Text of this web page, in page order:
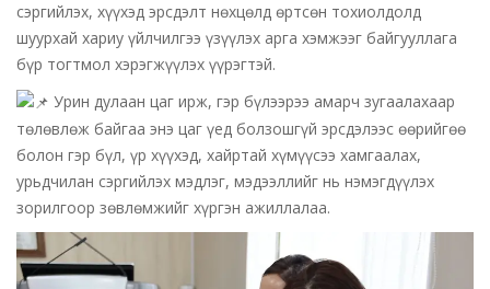
сэргийлэх, хүүхэд эрсдэлт нөхцөлд өртсөн тохиолдолд
шуурхай хариу үйлчилгээ үзүүлэх арга хэмжээг байгууллага
бүр тогтмол хэрэгжүүлэх үүрэгтэй.
Урин дулаан цаг ирж, гэр бүлээрээ амарч зугаалахаар
төлөвлөж байгаа энэ цаг үед болзошгүй эрсдэлээс өөрийгөө
болон гэр бүл, үр хүүхэд, хайртай хүмүүсээ хамгаалах,
урьдчилан сэргийлэх мэдлэг, мэдээллийг нь нэмэгдүүлэх
зорилгоор зөвлөмжийг хүргэн ажиллалаа.